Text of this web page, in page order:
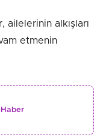
ailelerinin alkışları
etmenin
Haber